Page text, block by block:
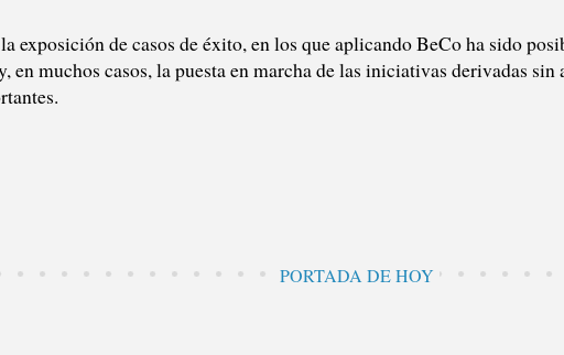
exposición de casos de éxito, en los que aplicando BeCo ha sido
en muchos casos, la puesta en marcha de las iniciativas derivadas
PORTADA DE HOY